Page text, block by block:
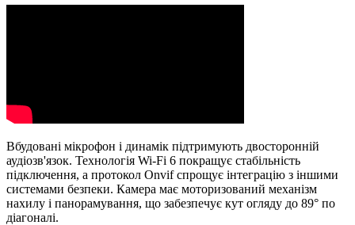
Вбудовані мікрофон і динамік підтримують двосторонній
аудіозв'язок. Технологія Wi-Fi 6 покращує стабільність
підключення, а протокол Onvif спрощує інтеграцію з іншими
системами безпеки. Камера має моторизований механізм
нахилу і панорамування, що забезпечує кут огляду до 89° по
діагоналі.